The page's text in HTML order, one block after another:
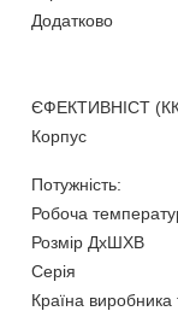
Додатково
ЄФЕКТИВНІСТ
Корпус
Потужність:
Робоча
Розмір ДхШХВ
Серія
Країна виробника